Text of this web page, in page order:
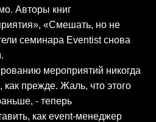
Авторы книг
«Смешать, но не
семинара Eventist снова
мероприятий никогда
как прежде. Жаль, что этого
- теперь
как event-менеджер